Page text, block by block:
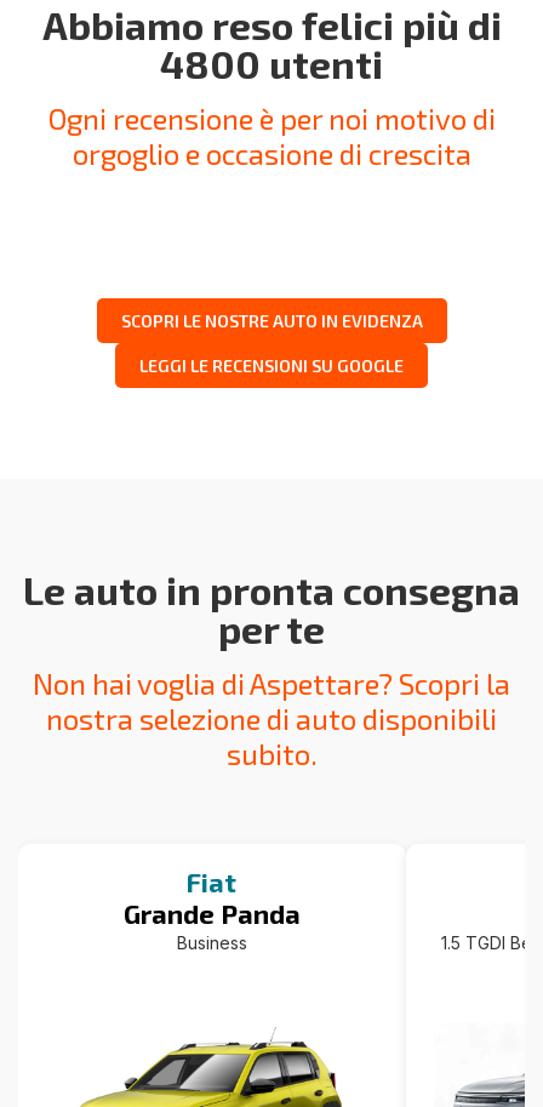
Abbiamo reso felici più di
4800 utenti
Ogni recensione è per noi motivo di
orgoglio e occasione di crescita
SCOPRI LE NOSTRE AUTO IN EVIDENZA
LEGGI LE RECENSIONI SU GOOGLE
Le auto in pronta consegna
per te
Non hai voglia di Aspettare? Scopri la
nostra selezione di auto disponibili
subito.
Fiat
Grande Panda
Business 1.5 TGDI